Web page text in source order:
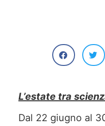
L’estate tra
Dal 22 giugno al